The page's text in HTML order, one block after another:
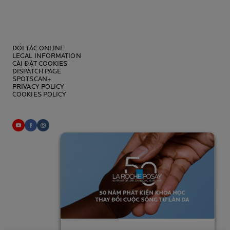
ĐỐI TÁC ONLINE
LEGAL INFORMATION
CÀI ĐẶT COOKIES
DISPATCH PAGE
SPOTSCAN+
PRIVACY POLICY
COOKIES POLICY